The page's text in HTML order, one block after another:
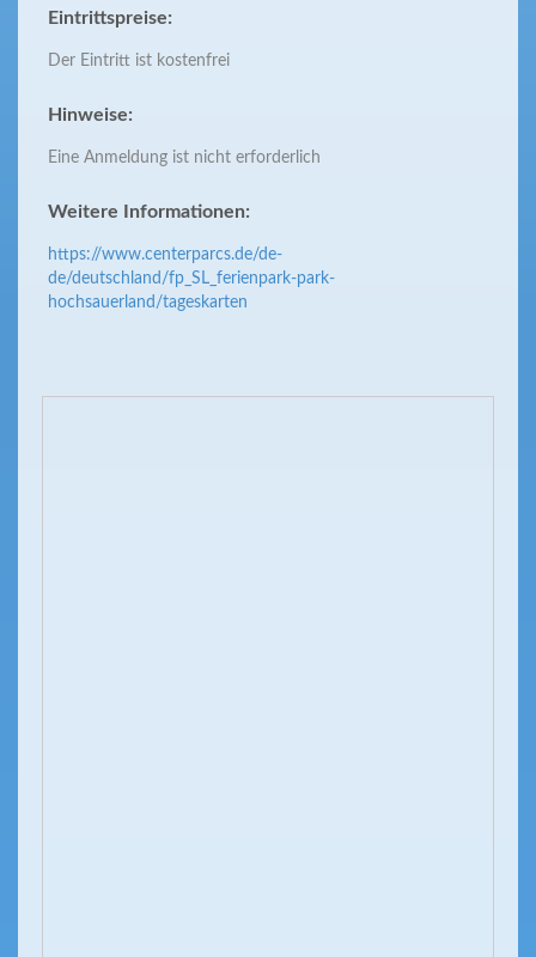
Eintrittspreise:
Der Eintritt ist kostenfrei
Hinweise:
Eine Anmeldung ist nicht erforderlich
Weitere Informationen:
https://www.centerparcs.de/de-
de/deutschland/fp_SL_ferienpark-park-
hochsauerland/tageskarten